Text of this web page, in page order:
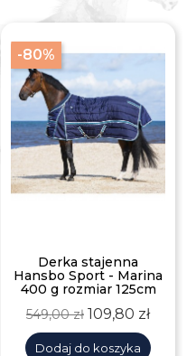
-80%
Derka stajenna
Hansbo Sport - Marina
400 g rozmiar 125cm
Cena
podstawowa
549,00 zł Cena
109,80 zł
Dodaj do koszyka